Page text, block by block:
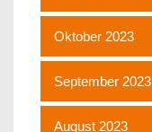
Oktober 2023
September 2023
August 2023